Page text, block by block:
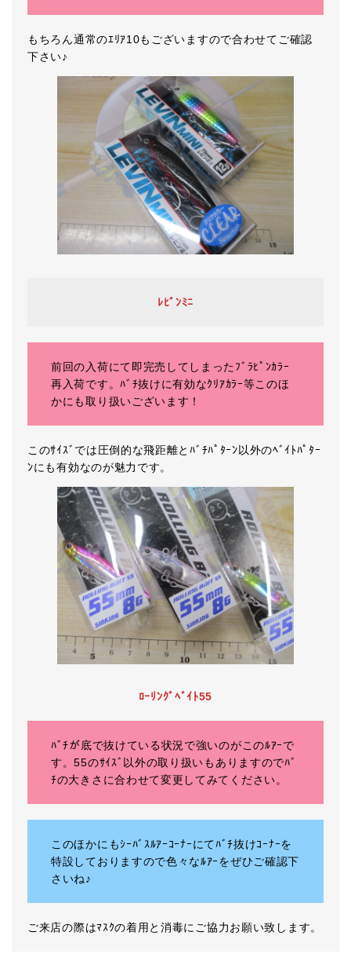
もちろん通常のｴﾘｱ10もございますので合わせてご確認
下さい♪
ﾚﾋﾞﾝﾐﾆ
前回の入荷にて即完売してしまったﾌﾞﾗﾋﾟﾝｶﾗｰ
再入荷です。ﾊﾞﾁ抜けに有効なｸﾘｱｶﾗｰ等このほ
かにも取り扱いございます！
このｻｲｽﾞでは圧倒的な飛距離とﾊﾞﾁﾊﾟﾀｰﾝ以外のﾍﾞｲﾄﾊﾟﾀｰ
ﾝにも有効なのが魅力です。
ﾛｰﾘﾝｸﾞﾍﾞｲﾄ55
ﾊﾞﾁが底で抜けている状況で強いのがこのﾙｱｰで
す。55のｻｲｽﾞ以外の取り扱いもありますのでﾊﾞ
ﾁの大きさに合わせて変更してみてください。
このほかにもｼｰﾊﾞｽﾙｱｰｺｰﾅｰにてﾊﾞﾁ抜けｺｰﾅｰを
特設しておりますので色々なﾙｱｰをぜひご確認下
さいね♪
ご来店の際はﾏｽｸの着用と消毒にご協力お願い致します。